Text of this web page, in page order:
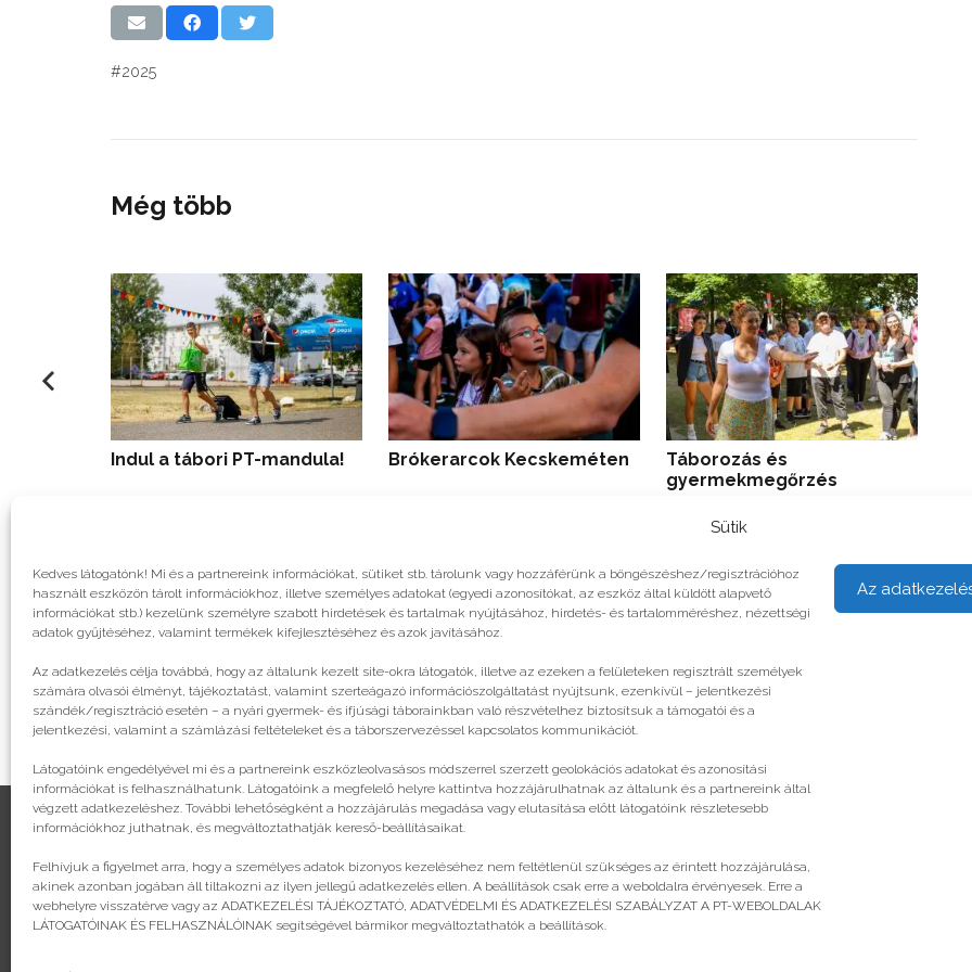
Sütik
Kedves látogatónk! Mi és a partnereink információkat, sütiket stb. tárolunk vagy hozzáférünk a böngészéshez/regisztrációhoz
használt eszközön tárolt információkhoz, illetve személyes adatokat (egyedi azonosítókat, az eszköz által küldött alapvető
információkat stb.) kezelünk személyre szabott hirdetések és tartalmak nyújtásához, hirdetés- és tartalomméréshez, nézettségi
adatok gyűjtéséhez, valamint termékek kifejlesztéséhez és azok javításához.
Az adatkezelés célja továbbá, hogy az általunk kezelt site-okra látogatók, illetve az ezeken a felületeken regisztrált személyek
számára olvasói élményt, tájékoztatást, valamint szerteágazó információszolgáltatást nyújtsunk, ezenkívül – jelentkezési
szándék/regisztráció esetén – a nyári gyermek- és ifjúsági táborainkban való részvételhez biztosítsuk a támogatói és a
jelentkezési, valamint a számlázási feltételeket és a táborszervezéssel kapcsolatos kommunikációt.
Látogatóink engedélyével mi és a partnereink eszközleolvasásos módszerrel szerzett geolokációs adatokat és azonosítási
információkat is felhasználhatunk. Látogatóink a megfelelő helyre kattintva hozzájárulhatnak az általunk és a partnereink által
végzett adatkezeléshez. További lehetőségként a hozzájárulás megadása vagy elutasítása előtt látogatóink részletesebb
információkhoz juthatnak, és megváltoztathatják kereső-beállításaikat.
Felhívjuk a figyelmet arra, hogy a személyes adatok bizonyos kezeléséhez nem feltétlenül szükséges az érintett hozzájárulása,
akinek azonban jogában áll tiltakozni az ilyen jellegű adatkezelés ellen. A beállítások csak erre a weboldalra érvényesek. Erre a
webhelyre visszatérve vagy az ADATKEZELÉSI TÁJÉKOZTATÓ, ADATVÉDELMI ÉS ADATKEZELÉSI SZABÁLYZAT A PT-WEBOLDALAK
LÁTOGATÓINAK ÉS FELHASZNÁLÓINAK segítségével bármikor megváltoztathatók a beállítások.
Az
#2025
Még több
Indul a tábori PT-mandula! Brókerarcok Kecskeméten
Táborozás és
gyermekmegőrzés
© legjobbtabor.hu
GDPR | Adatvédelmi és adatkezelési szabályzat